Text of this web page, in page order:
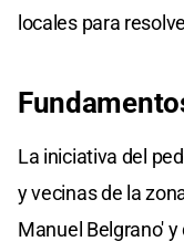
locales para
La iniciativa del
y vecinas de la
Manuel Belgrano'